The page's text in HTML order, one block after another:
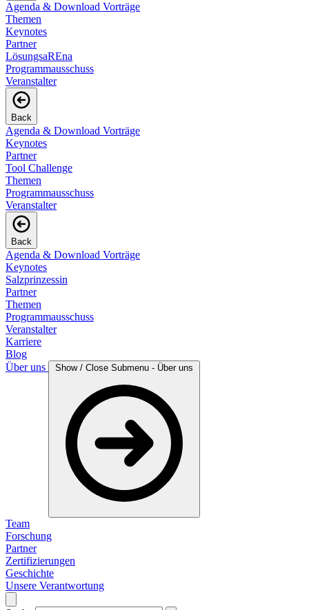
Agenda & Download Vorträge
Themen
Keynotes
Partner
LösungsaREna
Programmausschuss
Veranstalter
Back
Agenda & Download Vorträge
Keynotes
Partner
Tool Challenge
Themen
Programmausschuss
Veranstalter
Back
Agenda & Download Vorträge
Keynotes
Salzprinzessin
Partner
Themen
Programmausschuss
Veranstalter
Karriere
Blog
Über uns
Show / Close Submenu - Über uns
Team
Forschung
Partner
Zertifizierungen
Geschichte
Unsere Verantwortung